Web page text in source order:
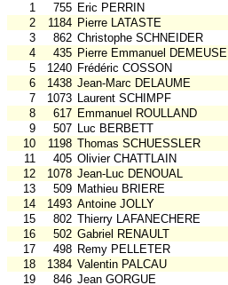
1
755 Eric PERRIN
2
1184 Pierre LATASTE
3
862 Christophe SCHNEIDER
4
435 Pierre Emmanuel DEMEUSE
5
1240 Frédéric COSSON
6
1438 Jean-Marc DELAUME
7
1073 Laurent SCHIMPF
8
617 Emmanuel ROULLAND
9
507 Luc BERBETT
10
1198 Thomas SCHUESSLER
11
405 Olivier CHATTLAIN
12
1078 Jean-Luc DENOUAL
13
509 Mathieu BRIERE
14
1493 Antoine JOLLY
15
802 Thierry LAFANECHERE
16
502 Gabriel RENAULT
17
498 Remy PELLETER
18
1384 Valentin PALCAU
19
846 Jean GORGUE